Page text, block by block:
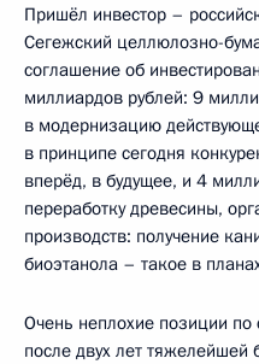
Пришёл инвестор –
Сегежский целлюлозно-
соглашение об
миллиардов рублей: 9
в модернизацию
в принципе сегодня
вперёд, в будущее, и 4
переработку древесины,
производств: получение
биоэтанола – такое в
Очень неплохие позиции по
после двух лет